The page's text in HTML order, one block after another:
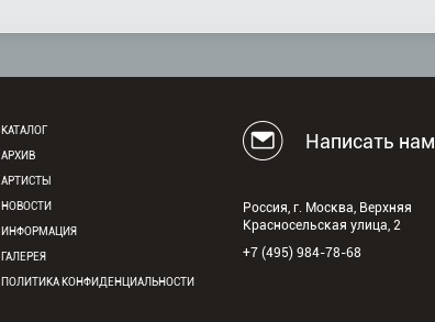
КАТАЛОГ
АРХИВ
АРТИСТЫ
НОВОСТИ
ИНФОРМАЦИЯ
ГАЛЕРЕЯ
ПОЛИТИКА КОНФИДЕНЦИАЛЬНОСТИ
Написать нам
Россия, г. Москва, Верхняя
Красносельская улица, 2
+7 (495) 984-78-68